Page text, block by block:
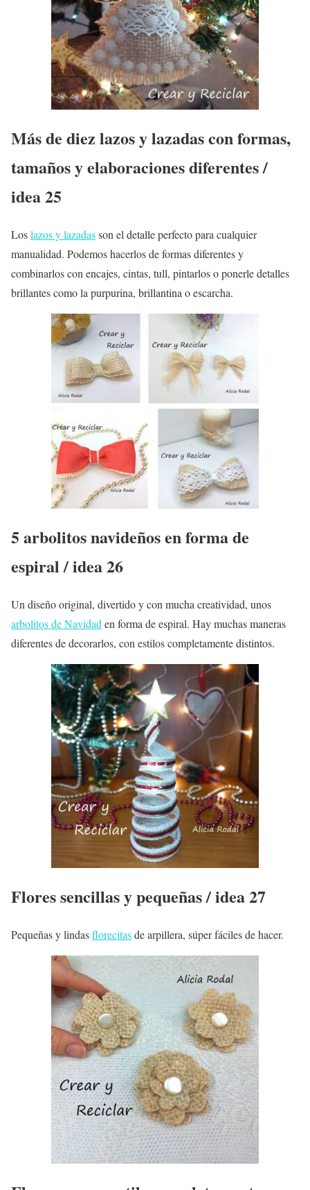
Más de diez lazos y lazadas con formas,
tamaños y elaboraciones diferentes /
idea 25
Loslazos y lazadasson el detalle perfecto para cualquier
manualidad. Podemos hacerlos de formas diferentes y
combinarlos con encajes, cintas, tull, pintarlos o ponerle detalles
brillantes como la purpurina, brillantina o escarcha.
5 arbolitos navideños en forma de
espiral / idea 26
Un diseño original, divertido y con mucha creatividad, unos
arbolitos de Navidad en forma de espiral. Hay muchas maneras
diferentes de decorarlos, con estilos completamente distintos.
Flores sencillas y pequeñas / idea 27
Pequeñas y lindasflorecitasde arpillera, súper fáciles de hacer.